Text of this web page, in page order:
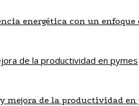
energética con un
mejora de la productividad en